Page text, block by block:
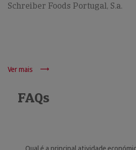
Schreiber Foods Portugal, S.a.
Ver mais
FAQs